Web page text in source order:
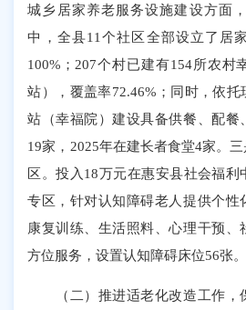
城乡居家养老服务设施建设方面
中，全县11个社区全部设立了居
100%；207个村已建有154所农村
站），覆盖率72.46%；同时，依
站（幸福院）建设具备供餐、配餐
19家，2025年在建长者食堂4家。
区。投入18万元在惠安县社会福利
专区，针对认知障碍老人提供个性
康复训练、生活照料、心理干预、
方位服务，设置认知障碍床位56张。
（二）推进适老化改造工作，